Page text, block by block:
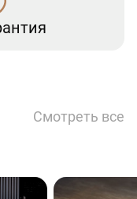
Смотреть все